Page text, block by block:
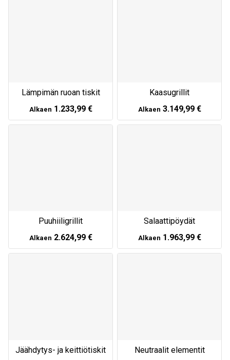
Lämpimän ruoan tiskit
Alkaen 1.233,99 €
Kaasugrillit
Alkaen 3.149,99 €
Puuhiiligrillit
Alkaen 2.624,99 €
Salaattipöydät
Alkaen 1.963,99 €
Jäähdytys- ja keittiötiskit Neutraalit elementit